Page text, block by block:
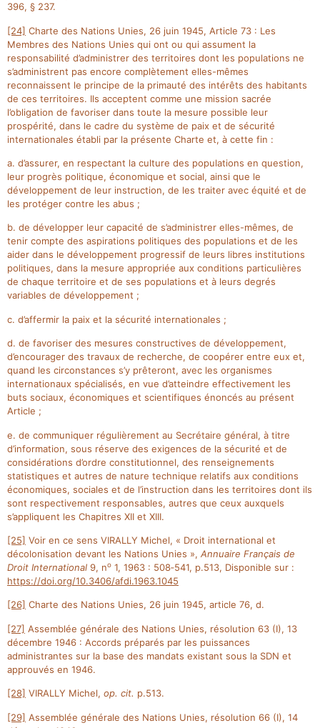
396, § 237.
[24] Charte des Nations Unies, 26 juin 1945, Article 73 : Les
Membres des Nations Unies qui ont ou qui assument la
responsabilité d’administrer des territoires dont les populations ne
s’administrent pas encore complètement elles-mêmes
reconnaissent le principe de la primauté des intérêts des habitants
de ces territoires. Ils acceptent comme une mission sacrée
l’obligation de favoriser dans toute la mesure possible leur
prospérité, dans le cadre du système de paix et de sécurité
internationales établi par la présente Charte et, à cette fin :
a. d’assurer, en respectant la culture des populations en question,
leur progrès politique, économique et social, ainsi que le
développement de leur instruction, de les traiter avec équité et de
les protéger contre les abus ;
b. de développer leur capacité de s’administrer elles-mêmes, de
tenir compte des aspirations politiques des populations et de les
aider dans le développement progressif de leurs libres institutions
politiques, dans la mesure appropriée aux conditions particulières
de chaque territoire et de ses populations et à leurs degrés
variables de développement ;
c. d’affermir la paix et la sécurité internationales ;
d. de favoriser des mesures constructives de développement,
d’encourager des travaux de recherche, de coopérer entre eux et,
quand les circonstances s’y prêteront, avec les organismes
internationaux spécialisés, en vue d’atteindre effectivement les
buts sociaux, économiques et scientifiques énoncés au présent
Article ;
e. de communiquer régulièrement au Secrétaire général, à titre
d’information, sous réserve des exigences de la sécurité et de
considérations d’ordre constitutionnel, des renseignements
statistiques et autres de nature technique relatifs aux conditions
économiques, sociales et de l’instruction dans les territoires dont ils
sont respectivement responsables, autres que ceux auxquels
s’appliquent les Chapitres XII et XIII.
[25] Voir en ce sens VIRALLY Michel, « Droit international et
décolonisation devant les Nations Unies », Annuaire Français de
Droit International 9, no 1, 1963 : 508‑541, p.513, Disponible sur :
https://doi.org/10.3406/afdi.1963.1045
[26] Charte des Nations Unies, 26 juin 1945, article 76, d.
[27] Assemblée générale des Nations Unies, résolution 63 (I), 13
décembre 1946 : Accords préparés par les puissances
administrantes sur la base des mandats existant sous la SDN et
approuvés en 1946.
[28] VIRALLY Michel, op. cit. p.513.
[29] Assemblée générale des Nations Unies, résolution 66 (I), 14